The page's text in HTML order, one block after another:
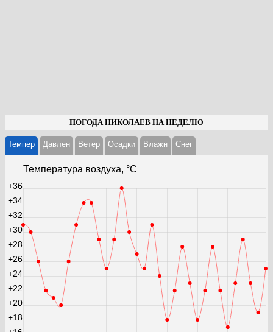
ПОГОДА НИКОЛАЕВ НА НЕДЕЛЮ
Темпер Давлен Ветер Осадки Влажн Cнег
Температура воздуха, °С
+18
+20
+22
+24
+26
+28
+30
+32
+34
+36